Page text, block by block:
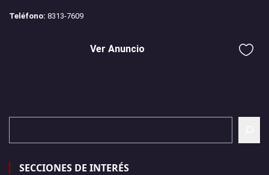
Teléfono: 8313-7609
Ver Anuncio
SECCIONES DE INTERÉS